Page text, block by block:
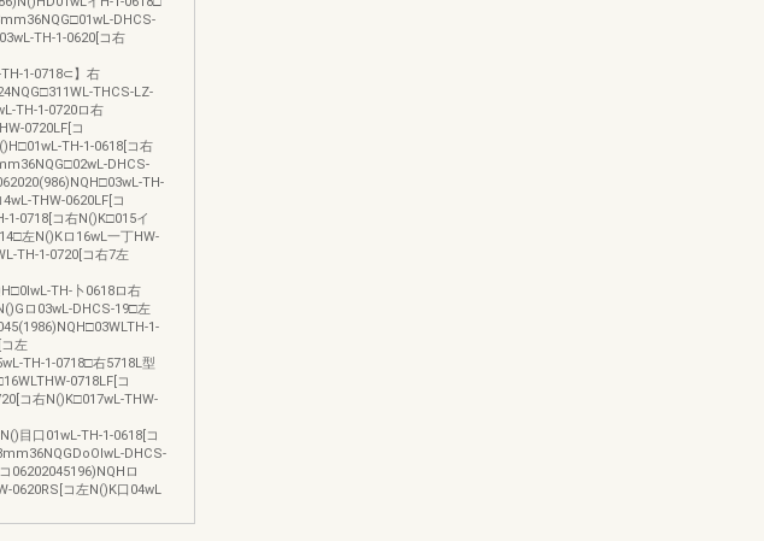
DHCS-
TH-1-0620[コ右
1-0718⊂】右
THCS-LZ-
TH-1-0720ロ右
0720LF[コ
TH-1-0618[コ右
DHCS-
TH-
THW-0620LF[コ
1-0718[コ右N()K□015イ
左N()Kロ16wL一丁HW-
TH-1-0720[コ右7左
TH-卜0618ロ右
ロ03wL-DHCS-19□左
1-
左
TH-1-0718□右5718L型
0718LF[コ
コ右N()K□017wL-THW-
目口01wL-TH-1-0618[コ
DHCS-
06202045196)NQHロ
0620RS[コ左N()K口04wL